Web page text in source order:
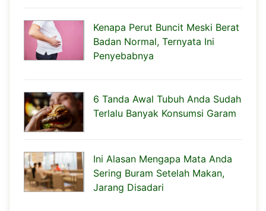
Kenapa Perut Buncit Meski Berat
Badan Normal, Ternyata Ini
Penyebabnya
6 Tanda Awal Tubuh Anda Sudah
Terlalu Banyak Konsumsi Garam
Ini Alasan Mengapa Mata Anda
Sering Buram Setelah Makan,
Jarang Disadari